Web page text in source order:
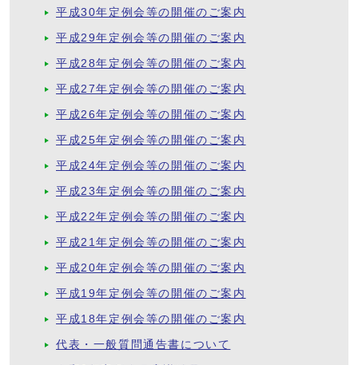
平成30年定例会等の開催のご案内
平成29年定例会等の開催のご案内
平成28年定例会等の開催のご案内
平成27年定例会等の開催のご案内
平成26年定例会等の開催のご案内
平成25年定例会等の開催のご案内
平成24年定例会等の開催のご案内
平成23年定例会等の開催のご案内
平成22年定例会等の開催のご案内
平成21年定例会等の開催のご案内
平成20年定例会等の開催のご案内
平成19年定例会等の開催のご案内
平成18年定例会等の開催のご案内
代表・一般質問通告書について